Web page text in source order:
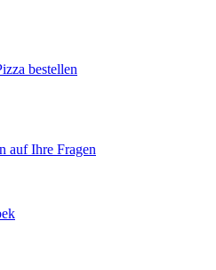
bestellen
auf Ihre Fragen